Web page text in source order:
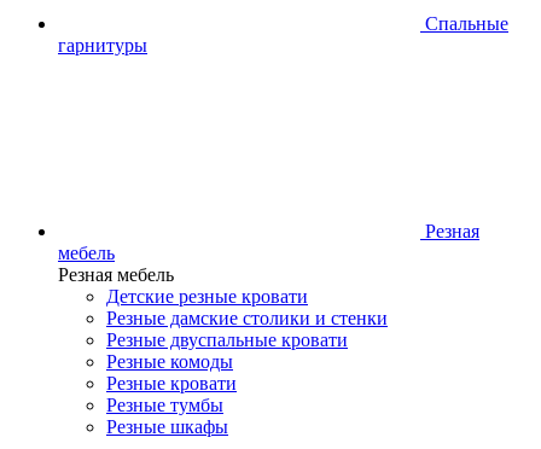
Спальные
гарнитуры
Резная
мебель
Резная мебель
Детские резные кровати
Резные дамские столики и стенки
Резные двуспальные кровати
Резные комоды
Резные кровати
Резные тумбы
Резные шкафы